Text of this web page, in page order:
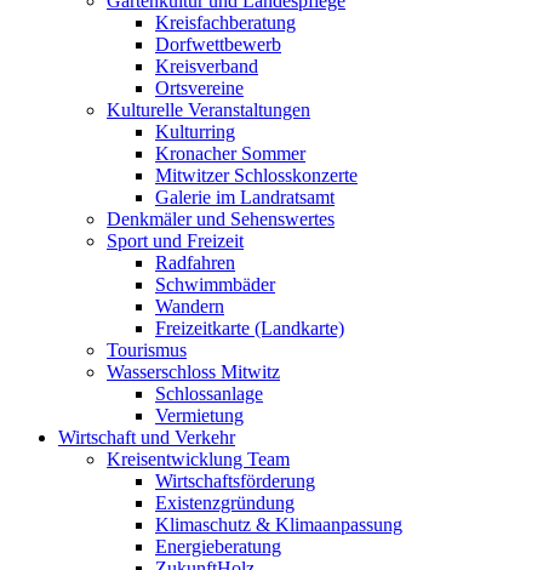
Kreisfachberatung
Dorfwettbewerb
Kreisverband
Ortsvereine
Kulturelle Veranstaltungen
Kulturring
Kronacher Sommer
Mitwitzer Schlosskonzerte
Galerie im Landratsamt
Denkmäler und Sehenswertes
Sport und Freizeit
Radfahren
Schwimmbäder
Wandern
Freizeitkarte (Landkarte)
Tourismus
Wasserschloss Mitwitz
Schlossanlage
Vermietung
Wirtschaft und Verkehr
Kreisentwicklung Team
Wirtschaftsförderung
Existenzgründung
Klimaschutz & Klimaanpassung
Energieberatung